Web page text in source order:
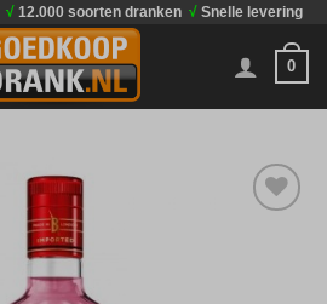
√ 12.000 soorten dranken √ Snelle levering
0